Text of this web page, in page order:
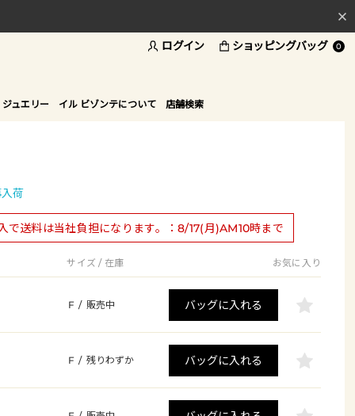
ログイン ショッピングバッグ 0
ュエリー イル ビゾンテについて 店舗検索
荷
で送料は当社負担になります。：8/17(月)AM10時まで
サイズ / 在庫 お気に入り
F / 販売中 バッグに入れる
F / 残りわずか バッグに入れる